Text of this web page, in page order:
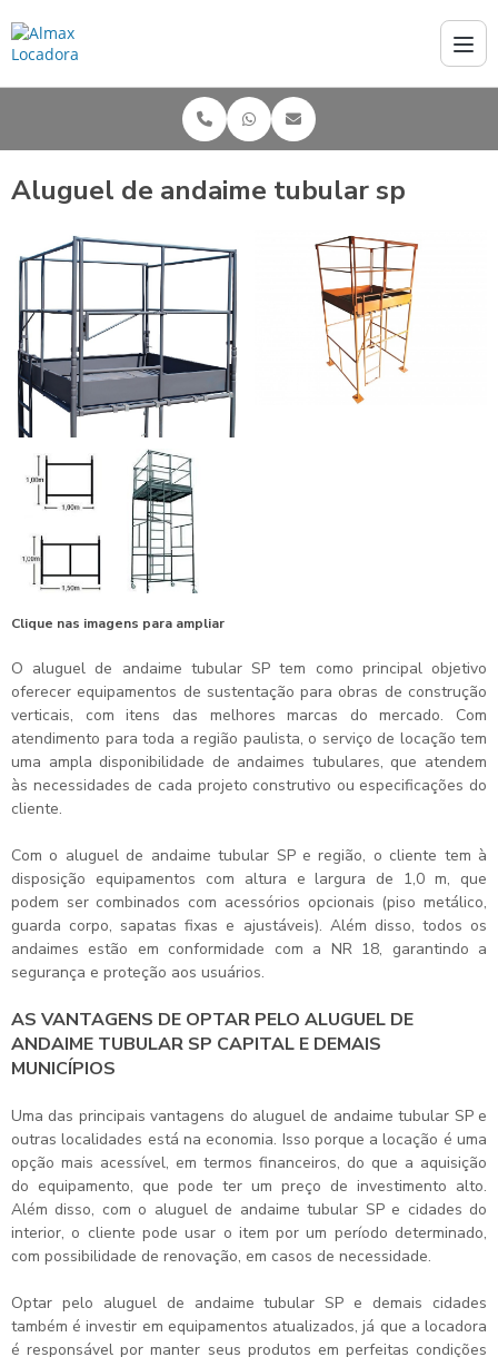
Aluguel de andaime tubular sp
Clique nas imagens para ampliar
O aluguel de andaime tubular SP tem como principal objetivo
oferecer equipamentos de sustentação para obras de construção
verticais, com itens das melhores marcas do mercado. Com
atendimento para toda a região paulista, o serviço de locação tem
uma ampla disponibilidade de andaimes tubulares, que atendem
às necessidades de cada projeto construtivo ou especificações do
cliente.
Com o aluguel de andaime tubular SPe região, o cliente tem à
disposição equipamentos com altura e largura de 1,0 m, que
podem ser combinados com acessórios opcionais (piso metálico,
guarda corpo, sapatas fixas e ajustáveis). Além disso, todos os
andaimes estão em conformidade com a NR 18, garantindo a
segurança e proteção aos usuários.
AS VANTAGENS DE OPTAR PELO ALUGUEL DE
ANDAIME TUBULAR SP CAPITAL E DEMAIS
MUNICÍPIOS
Uma das principais vantagens do aluguel de andaime tubular SPe
outras localidades está na economia. Isso porque a locação é uma
opção mais acessível, em termos financeiros, do que a aquisição
do equipamento, que pode ter um preço de investimento alto.
Além disso, com o aluguel de andaime tubular SPe cidades do
interior, o cliente pode usar o item por um período determinado,
com possibilidade de renovação, em casos de necessidade.
Optar pelo aluguel de andaime tubular SP e demais cidades
também é investir em equipamentos atualizados, já que a locadora
é responsável por manter seus produtos em perfeitas condições